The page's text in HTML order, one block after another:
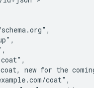
new for the
coat",